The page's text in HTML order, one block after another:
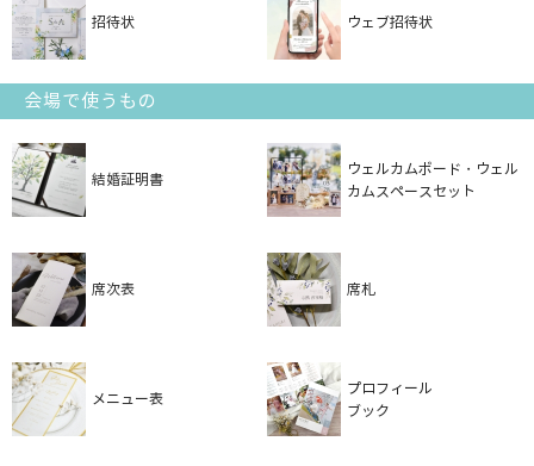
招待状 ウェブ招待状
会場で使うもの
結婚証明書
ウェルカムボード・ウェル
カムスペースセット
席次表 席札
メニュー表
プロフィール
ブック